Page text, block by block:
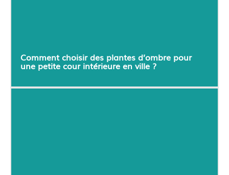
Comment choisir des plantes d’ombre pour
une petite cour intérieure en ville ?